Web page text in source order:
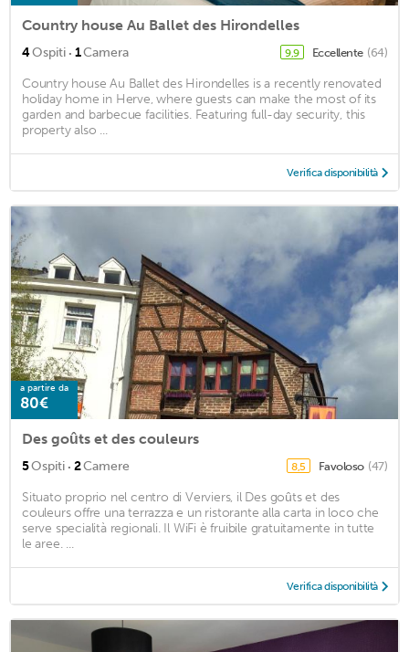
Country house Au Ballet des Hirondelles
4Ospiti · 1Camera 9,9 Eccellente (64)
Country house Au Ballet des Hirondelles is a recently renovated
holiday home in Herve, where guests can make the most of its
garden and barbecue facilities. Featuring full-day security, this
property also ...
Verifica disponibilità
a partire da
80€
Des goûts et des couleurs
5Ospiti · 2Camere 8,5 Favoloso (47)
Situato proprio nel centro di Verviers, il Des goûts et des
couleurs offre una terrazza e un ristorante alla carta in loco che
serve specialità regionali. Il WiFi è fruibile gratuitamente in tutte
le aree. ...
Verifica disponibilità